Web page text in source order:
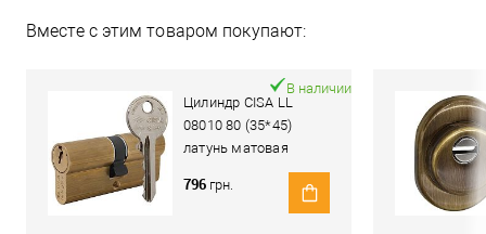
Вместе с этим товаром покупают:
Цилиндр CISA LL
08010 80 (35*45)
латунь матовая
В наличии
796 грн.